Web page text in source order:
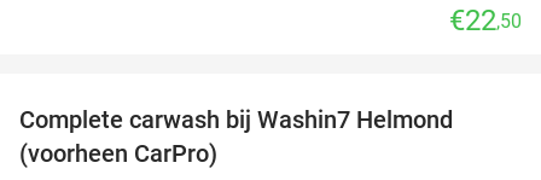
€22,50
Complete carwash bij Washin7 Helmond
(voorheen CarPro)